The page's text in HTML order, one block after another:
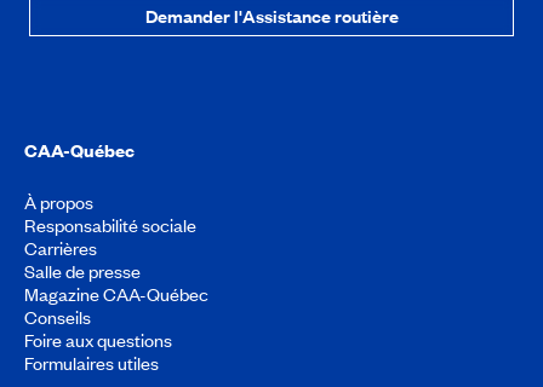
Demander l'Assistance routière
CAA-Québec
À propos
Responsabilité sociale
Carrières
Salle de presse
Magazine CAA-Québec
Conseils
Foire aux questions
Formulaires utiles